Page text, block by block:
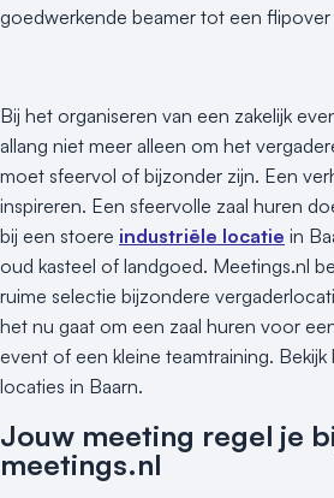
goedwerkende beamer tot een
Bij het organiseren van een zakelijk
allang niet meer alleen om het
moet sfeervol of bijzonder zijn. Een
inspireren. Een sfeervolle zaal huren
bij een stoere industriële locatie in
oud kasteel of landgoed. Meetings.nl
ruime selectie bijzondere
het nu gaat om een zaal huren voor
event of een kleine teamtraining. Bekijk
locaties in Baarn.
Jouw meeting regel je
meetings.nl